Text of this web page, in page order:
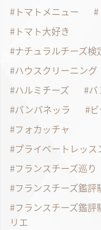
トマトメニュー
トマト大好き
ナチュラルチーズ検
ハウスクリーニング
ハルミチーズ
バ
パンパネッラ
フォカッチャ
プライベートレッス
フランスチーズ巡り
フランスチーズ鑑評
フランスチーズ鑑評
リエ